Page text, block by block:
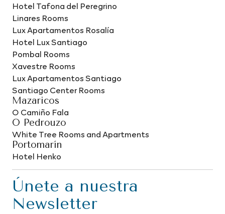
Hotel Tafona del Peregrino
Linares Rooms
Lux Apartamentos Rosalía
Hotel Lux Santiago
Pombal Rooms
Xavestre Rooms
Lux Apartamentos Santiago
Santiago Center Rooms
Mazaricos
O Camiño Fala
O Pedrouzo
White Tree Rooms and Apartments
Portomarín
Hotel Henko
Únete a nuestra
Newsletter